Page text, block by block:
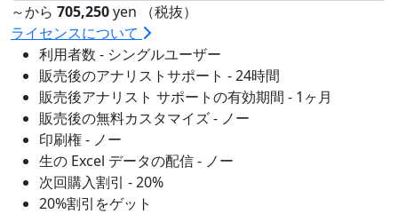
～から 705,250yen （税抜）
ライセンスについて
利用者数 - シングルユーザー
販売後のアナリストサポート - 24時間
販売後アナリスト サポートの有効期間 - 1ヶ月
販売後の無料カスタマイズ - ノー
印刷権 - ノー
生の Excel データの配信 - ノー
次回購入割引 - 20%
20%割引をゲット